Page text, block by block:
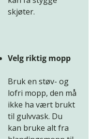
skjøter.
Velg riktig mopp
Bruk en støv- og
lofri mopp, den må
ikke ha vært brukt
til gulvvask. Du
kan bruke alt fra